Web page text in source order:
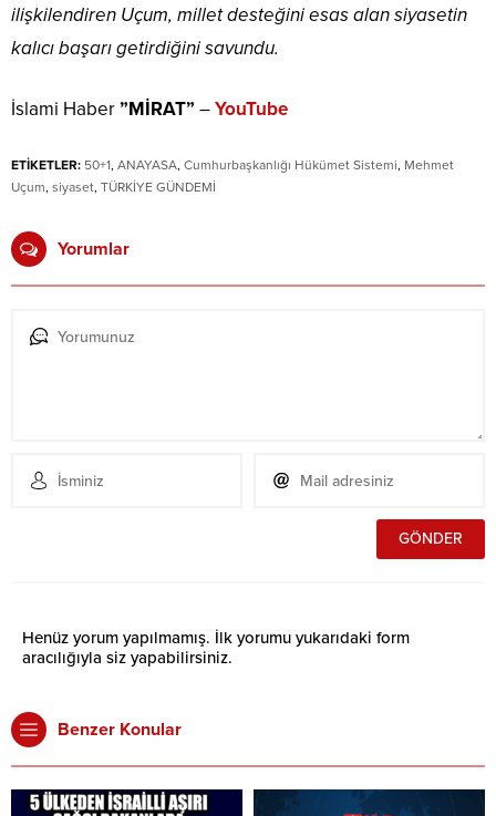
ilişkilendiren Uçum, millet desteğini esas alan siyasetin
kalıcı başarı getirdiğini savundu.
İslami Haber”MİRAT” –YouTube
ETİKETLER: 50+1, ANAYASA, Cumhurbaşkanlığı Hükümet Sistemi, Mehmet
Uçum, siyaset, TÜRKİYE GÜNDEMİ
Yorumlar
Henüz yorum yapılmamış. İlk yorumu yukarıdaki form
aracılığıyla siz yapabilirsiniz.
Benzer Konular